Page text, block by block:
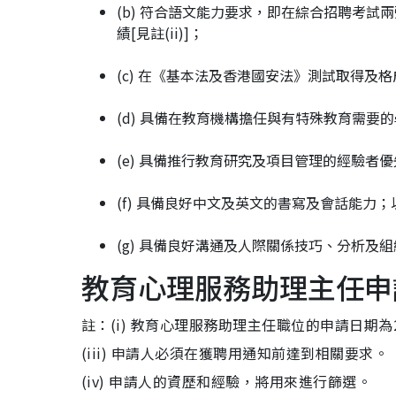
(b) 符合語文能力要求，即在綜合招聘考試
績[見註(ii)]；
(c) 在《基本法及香港國安法》測試取得及
(d) 具備在教育機構擔任與有特殊教育需要
(e) 具備推行教育研究及項目管理的經驗者
(f) 具備良好中文及英文的書寫及會話能力；
(g) 具備良好溝通及人際關係技巧、分析及
教育心理服務助理主任
註：(i) 教育心理服務助理主任職位的申請日期
(iii) 申請人必須在獲聘用通知前達到相關要求。
(iv) 申請人的資歷和經驗，將用來進行篩選。